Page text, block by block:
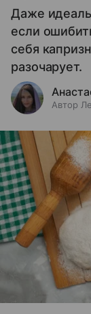
Даже
если
себя
разочарует.
Автор